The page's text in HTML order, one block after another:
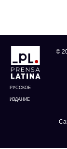
РУССКОЕ
ИЗДАНИЕ
©